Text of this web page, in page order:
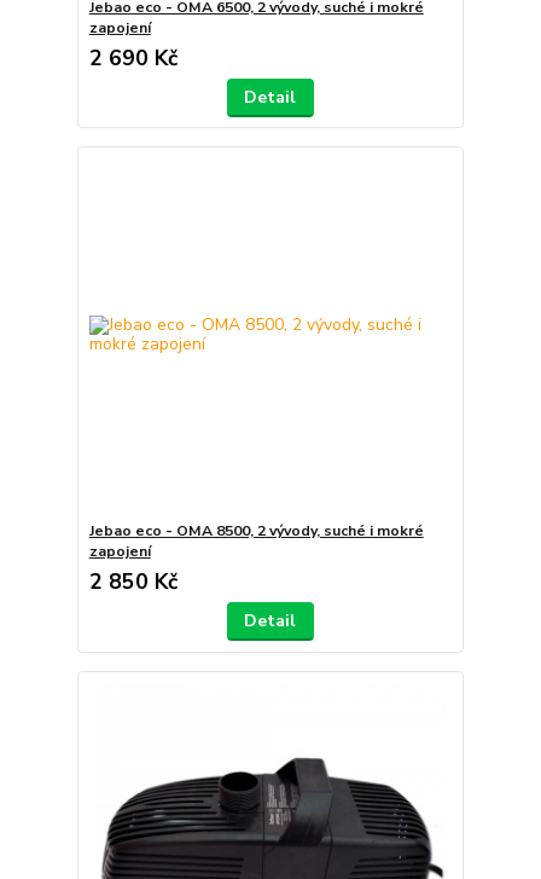
Jebao eco - OMA 6500, 2 vývody, suché i mokré
zapojení
2 690 Kč
Detail
Jebao eco - OMA 8500, 2 vývody, suché i mokré
zapojení
2 850 Kč
Detail